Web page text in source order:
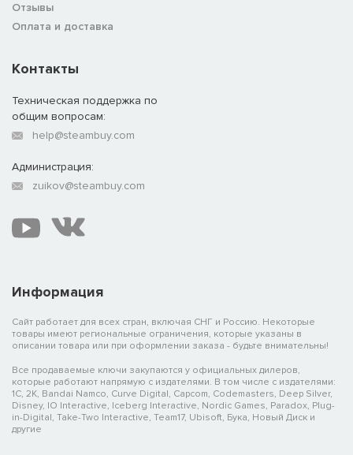
Отзывы
Оплата и доставка
Информация
Сайт работает для всех стран, включая СНГ и Россию. Некоторые
товары имеют региональные ограничения, которые указаны в
описании товара или при оформлении заказа - будьте внимательны!
Все продаваемые ключи закупаются у официальных дилеров,
которые работают напрямую с издателями. В том числе с издателями:
1C, 2K, Bandai Namco, Curve Digital, Capcom, Codemasters, Deep Silver,
Disney, IO Interactive, Iceberg Interactive, Nordic Games, Paradox, Plug-
in-Digital, Take-Two Interactive, Team17, Ubisoft, Бука, Новый Диск и
другие
Контакты
Техническая поддержка по
общим вопросам:
help@steambuy.com
Администрация:
zuikov@steambuy.com